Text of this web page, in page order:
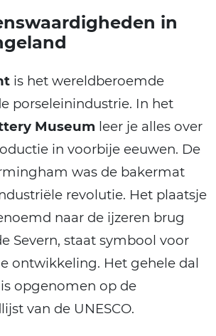
in
is het wereldberoemde
porseleinindustrie. In het
Museum leer je alles over
in voorbije eeuwen. De
was de bakermat
revolutie. Het plaatsje
naar de ijzeren brug
Severn, staat symbool voor
ontwikkeling. Het gehele dal
opgenomen op de
van de UNESCO.